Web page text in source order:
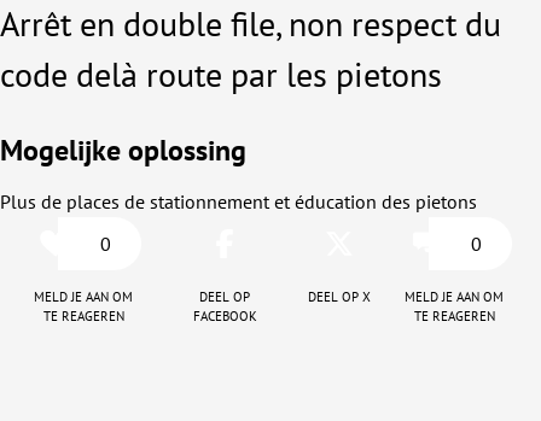
Arrêt en double file, non respect du
code delà route par les pietons
Mogelijke oplossing
Plus de places de stationnement et éducation des pietons
0
Meld je aan om
te reageren
Deel op
facebook
Deel op X
0
Meld je aan om
te reageren